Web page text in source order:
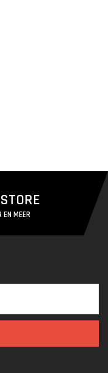
EN MEER